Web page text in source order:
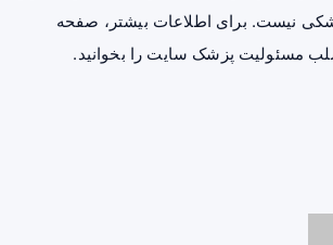
نیست. برای اطلاعات بیشتر، صفحه
مسئولیت پزشک سایت را بخوانید.